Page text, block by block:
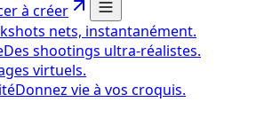
à créer
nets, instantanément.
Des shootings ultra-réalistes.
virtuels.
Donnez vie à vos croquis.